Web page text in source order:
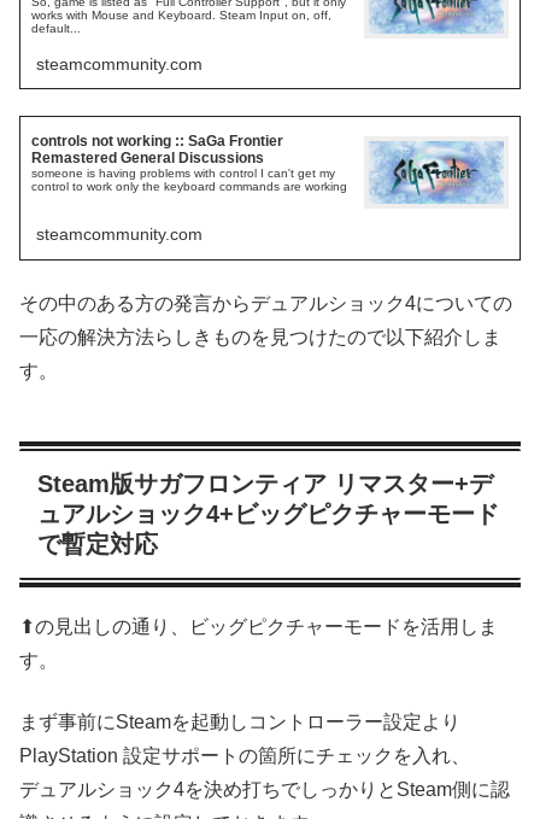
works with Mouse and Keyboard. Steam Input on, off,
default...
steamcommunity.com
controls not working :: SaGa Frontier
Remastered General Discussions
someone is having problems with control I can't get my
control to work only the keyboard commands are working
steamcommunity.com
その中のある方の発言からデュアルショック4についての
一応の解決方法らしきものを見つけたので以下紹介しま
す。
Steam版サガフロンティア リマスター+デ
ュアルショック4+ビッグピクチャーモード
で暫定対応
⬆の見出しの通り、ビッグピクチャーモードを活用しま
す。
まず事前にSteamを起動しコントローラー設定より
PlayStation 設定サポートの箇所にチェックを入れ、
デュアルショック4を決め打ちでしっかりとSteam側に認